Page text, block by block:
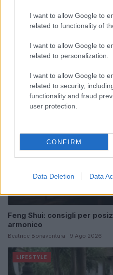
I want to allow Google to
related to functionality of
I want to allow Google to
related to personalization.
I want to allow Google to
related to security,
functionality and fraud
user protection.
CONFIRM
Data Deletion Data
Scopri Noto: guida alla città
Matteo Pellegrino · 9 Ago 2026
Feng Shui: consigli per
armonico
Beatrice Bonaventura · 9 Ago 2026
LIFESTYLE